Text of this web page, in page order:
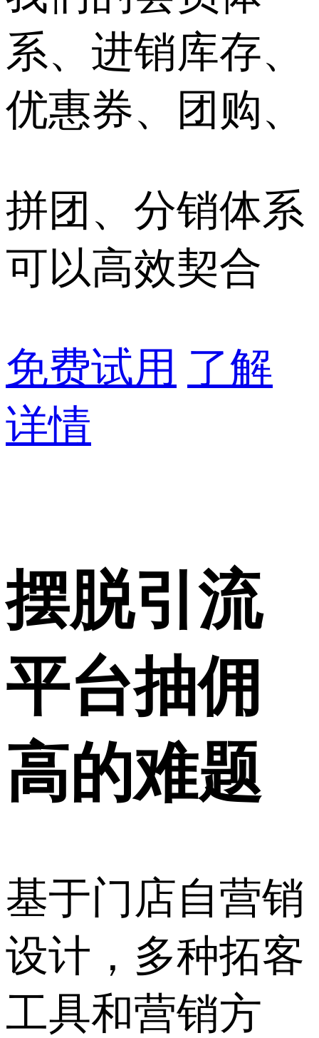
系、进销库存、
优惠券、团购、
拼团、分销体系
可以高效契合
免费试用 了解
详情
摆脱引流
平台抽佣
高的难题
基于门店自营销
设计，多种拓客
工具和营销方